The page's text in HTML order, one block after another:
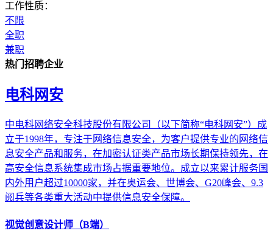
工作性质：
不限
全职
兼职
热门招聘企业
电科网安
中电科网络安全科技股份有限公司（以下简称“电科网安”）成
立于1998年，专注于网络信息安全，为客户提供专业的网络信
息安全产品和服务，在加密认证类产品市场长期保持领先，在
高安全信息系统集成市场占据重要地位。成立以来累计服务国
内外用户超过10000家，并在奥运会、世博会、G20峰会、9.3
阅兵等各类重大活动中提供信息安全保障。
视觉创意设计师（B端）